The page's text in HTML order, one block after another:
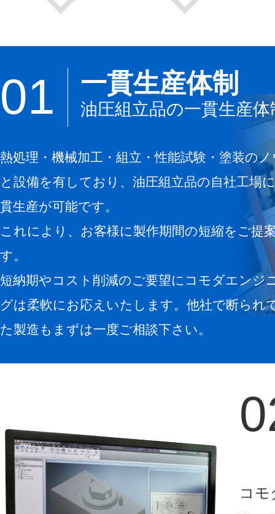
01 一貫生産体制
油圧組立品の一貫生産体
熱処理・機械加工・組立・性能試験・塗装の
と設備を有しており、油圧組立品の自社工場
貫生産が可能です。
これにより、お客様に製作期間の短縮をご提
す。
短納期やコスト削減のご要望にコモダエンジ
グは柔軟にお応えいたします。他社で断られ
た製造もまずは一度ご相談下さい。
コモ